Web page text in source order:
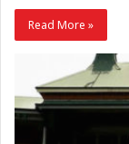
Read More »